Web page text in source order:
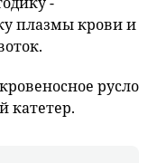
плазмы крови и
русло
катетер.